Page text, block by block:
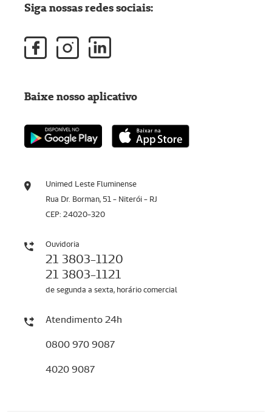
Unimed Leste Fluminense
Rua Dr. Borman, 51 - Niterói - RJ
CEP: 24020-320
Ouvidoria
21 3803-1120
21 3803-1121
de segunda a sexta, horário comercial
Atendimento 24h
0800 970 9087
4020 9087
Siga nossas redes sociais:
Baixe nosso aplicativo